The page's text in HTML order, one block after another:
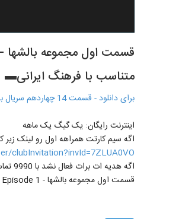
متناسب با فرهنگ ایرانی▬
برای دانلود - قسمت 14 چهاردهم سریال بالشها - عموپورنگ اینجا کلیک کنید
اینترنت رایگان: یک گیگ یک ماهه
اگه سیم کارتت همراهه اول رو لینک
clubInvitation?invId=7ZLUA0VO
اگه هدیه ات برات فعال نشد با 9990 تماس بگیر
قسمت اول مجموعه بالشها - Balesh ha Series - Episode 1 - ▬سیما دانلود متناسب با فرهنگ ایرانی▬